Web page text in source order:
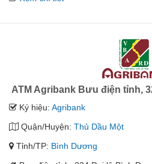
ATM Agribank Bưu điện tỉnh,
Ký hiệu: Agribank
Quận/Huyện: Thủ Dầu Một
Tỉnh/TP: Bình Dương